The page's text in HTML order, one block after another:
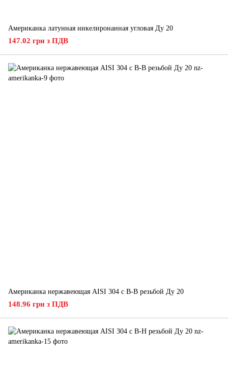
Американка латунная никелиронанная угловая Ду 20
147.02 грн з ПДВ
Американка нержавеющая AISI 304 с В-В резьбой Ду 20
148.96 грн з ПДВ